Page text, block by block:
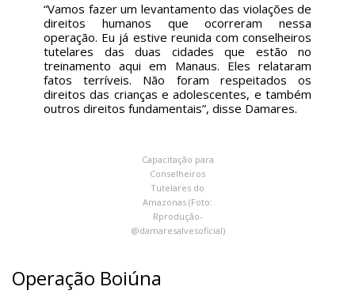
“Vamos fazer um levantamento das violações de
direitos humanos que ocorreram nessa
operação. Eu já estive reunida com conselheiros
tutelares das duas cidades que estão no
treinamento aqui em Manaus. Eles relataram
fatos terríveis. Não foram respeitados os
direitos das crianças e adolescentes, e também
outros direitos fundamentais”, disse Damares.
Capacitação para
Conselheiros
Tutelares do
Amazonas (Foto:
Rprodução-
@damaresalvesoficial)
Operação Boiúna